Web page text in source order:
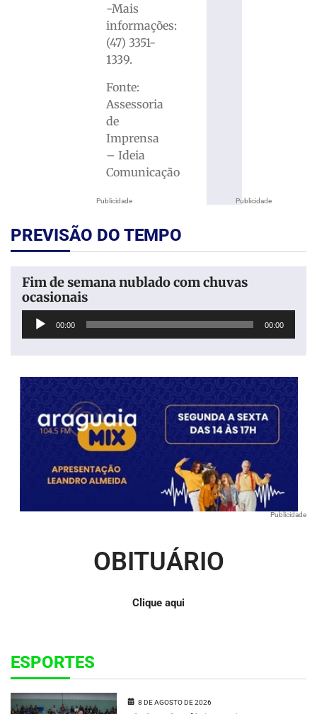
Publicidade
-Mais
informações:
(47) 3351-
1339.
Fonte:
Assessoria
de
Imprensa
– Ideia
Comunicação
Publicidade
PREVISÃO DO TEMPO
Fim de semana nublado com chuvas
ocasionais
Tocador
00:00 00:00
Publicidade
OBITUÁRIO
Clique aqui
ESPORTES
8 DE AGOSTO DE 2026